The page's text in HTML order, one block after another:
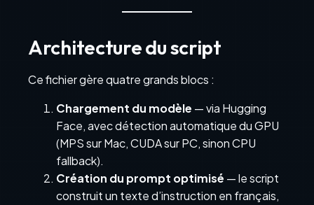
Architecture du script
Ce fichier gère quatre grands blocs :
Chargement du modèle — via Hugging
Face, avec détection automatique du GPU
(MPS sur Mac, CUDA sur PC, sinon CPU
fallback).
Création du prompt optimisé — le script
construit un texte d’instruction en français,